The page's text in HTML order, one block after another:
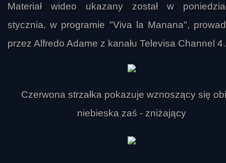
Materiał wideo ukazany został w
stycznia, w programie "Viva la Manana",
przez Alfredo Adame z kanału Televisa Channel 4.
Czerwona strzałka pokazuje wznoszący się
niebieska zaś - zniżający